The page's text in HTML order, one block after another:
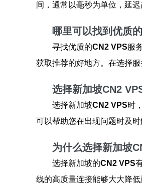
间，通常以毫秒为单位，延
哪里可以找到优质
寻找优质的CN2 VPS服
获取推荐的好地方。在选择
选择新加坡CN2
选择新加坡CN2 VPS时
可以帮助您在出现问题时及
为什么选择新加坡
选择新加坡的CN2 VPS
线的高质量连接能够大大降